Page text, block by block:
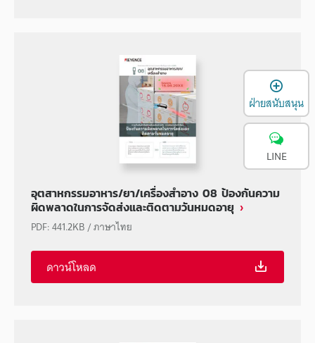
อุตสาหกรรมอาหาร/ยา/เครื่องสำอาง 08 ป้องกันความ
ผิดพลาดในการจัดส่งและติดตามวันหมดอายุ
PDF:441.2KB/ภาษาไทย
ดาวน์โหลด
ฝ่ายสนับสนุน
LINE